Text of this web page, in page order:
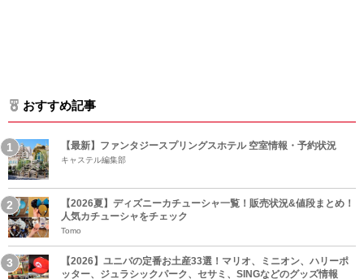
おすすめ記事
【最新】ファンタジースプリングスホテル 空室情報・予約状況
キャステル編集部
【2026夏】ディズニーカチューシャ一覧！販売状況&値段まとめ！
人気カチューシャをチェック
Tomo
【2026】ユニバの定番お土産33選！マリオ、ミニオン、ハリーポ
ッター、ジュラシックパーク、セサミ、SINGなどのグッズ情報